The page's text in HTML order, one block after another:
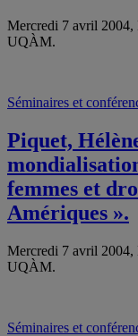
Mercredi 7 avril 2004,
UQÀM.
Séminaires et
Piquet,
femmes et
Amériques ».
Mercredi 7 avril 2004,
UQÀM.
Séminaires et